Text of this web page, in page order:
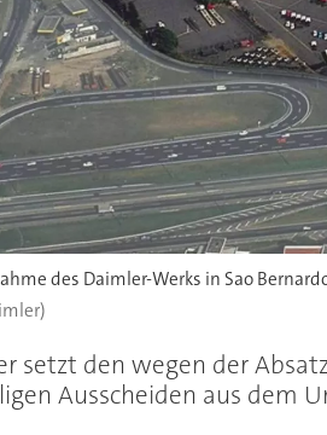
des Daimler-Werks in Sao
setzt den wegen der
Ausscheiden aus dem